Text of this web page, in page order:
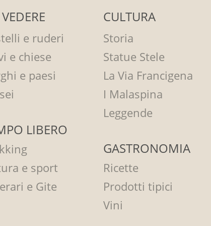
CULTURA
Storia
Statue Stele
La Via Francigena
I Malaspina
Leggende
GASTRONOMIA
Ricette
Prodotti tipici
Vini
e ruderi
e chiese
e paesi
LIBERO
e sport
e Gite